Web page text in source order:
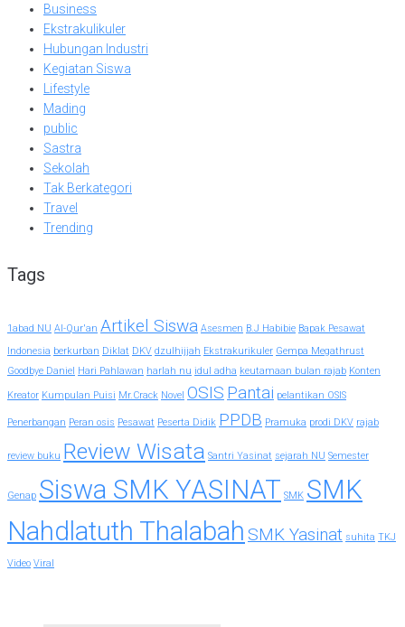
Business
Ekstrakulikuler
Hubungan Industri
Kegiatan Siswa
Lifestyle
Mading
public
Sastra
Sekolah
Tak Berkategori
Travel
Trending
Tags
1abad NU Al-Qur'an Artikel Siswa Asesmen B.J Habibie Bapak Pesawat
Indonesia berkurban Diklat DKV dzulhijjah Ekstrakurikuler Gempa Megathrust
Goodbye Daniel Hari Pahlawan harlah nu idul adha keutamaan bulan rajab Konten
Kreator Kumpulan Puisi Mr.Crack Novel OSIS Pantai pelantikan OSIS
Penerbangan Peran osis Pesawat Peserta Didik PPDB Pramuka prodi DKV rajab
review buku Review Wisata Santri Yasinat sejarah NU Semester
Genap Siswa SMK YASINAT SMK SMK
Nahdlatuth Thalabah SMK Yasinat suhita TKJ
Video Viral